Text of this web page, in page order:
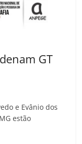
GT
e Evânio dos
estão